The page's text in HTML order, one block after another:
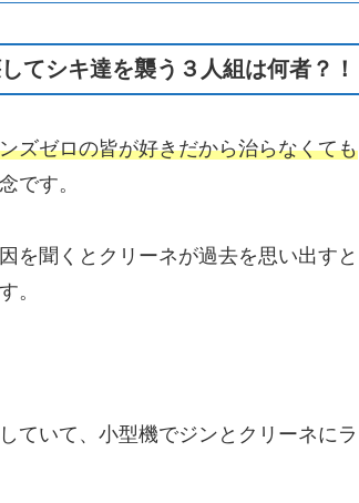
てシキ達を襲う３人組は何者？！
ズゼロの皆が好きだから治らなくても
です。
を聞くとクリーネが過去を思い出すと
。
ていて、小型機でジンとクリーネにラ